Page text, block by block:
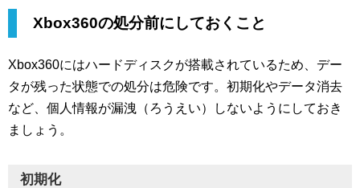
Xbox360の処分前にしておくこと
Xbox360にはハードディスクが搭載されているため、デー
タが残った状態での処分は危険です。初期化やデータ消去
など、個人情報が漏洩（ろうえい）しないようにしておき
ましょう。
初期化